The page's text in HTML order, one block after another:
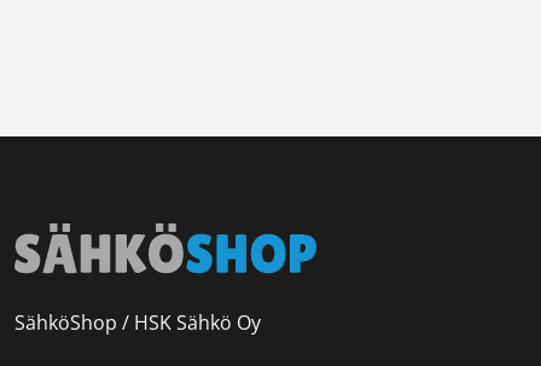
SähköShop / HSK Sähkö Oy